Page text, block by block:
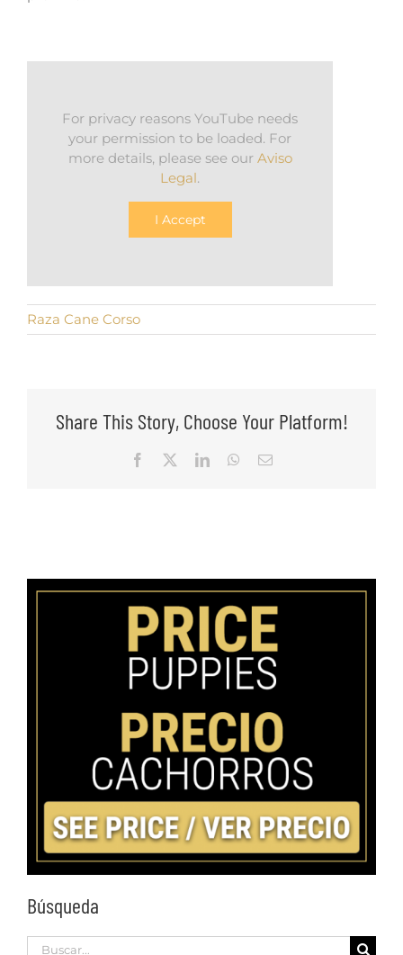
For privacy reasons YouTube needs
your permission to be loaded. For
more details, please see our Aviso
Legal.
I Accept
Raza Cane Corso
Share This Story, Choose Your Platform!
Facebook LinkedInWhatsApp
Email
Búsqueda
Search